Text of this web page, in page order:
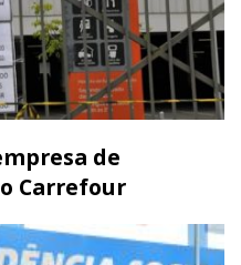
de
Carrefour